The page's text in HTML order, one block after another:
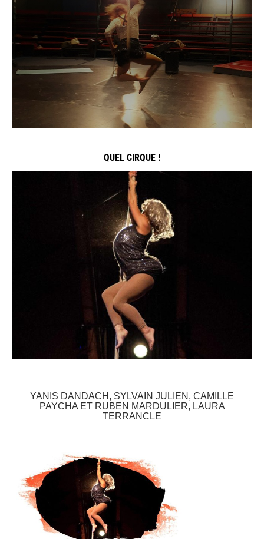
QUEL CIRQUE !
YANIS DANDACH, SYLVAIN JULIEN, CAMILLE
PAYCHA ET RUBEN MARDULIER, LAURA
TERRANCLE